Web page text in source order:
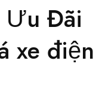
Ưu Đãi
xe điện